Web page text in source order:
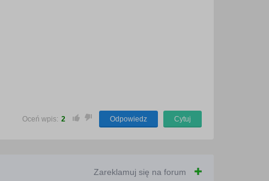
Oceń wpis: 2 Odpowiedz Cytuj
Zareklamuj się na forum